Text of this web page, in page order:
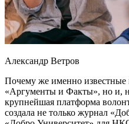
Александр Ветров
Почему же именно известные
«Аргументы и Факты», но
крупнейшая платформа
создала не только журнал